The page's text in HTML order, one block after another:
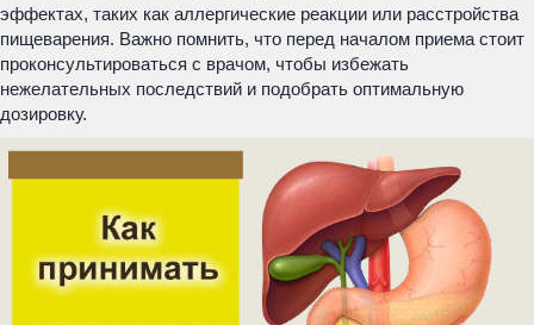
эффектах, таких как аллергические реакции или расстройства
пищеварения. Важно помнить, что перед началом приема стоит
проконсультироваться с врачом, чтобы избежать
нежелательных последствий и подобрать оптимальную
дозировку.